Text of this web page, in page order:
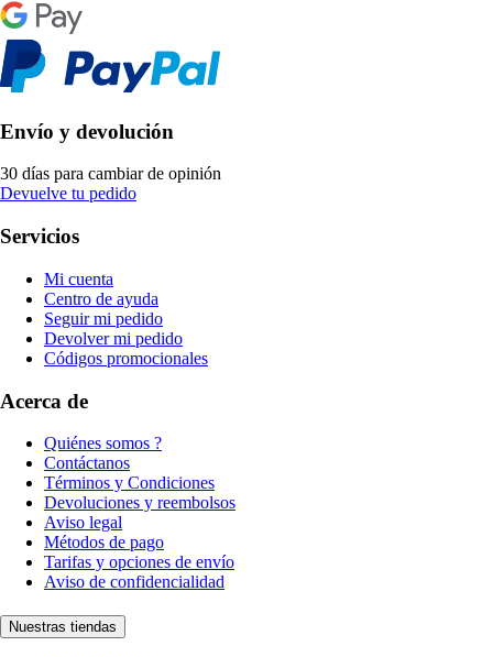
Envío y devolución
30 días para cambiar de opinión
Devuelve tu pedido
Servicios
Mi cuenta
Centro de ayuda
Seguir mi pedido
Devolver mi pedido
Códigos promocionales
Acerca de
Quiénes somos ?
Contáctanos
Términos y Condiciones
Devoluciones y reembolsos
Aviso legal
Métodos de pago
Tarifas y opciones de envío
Aviso de confidencialidad
Nuestras tiendas